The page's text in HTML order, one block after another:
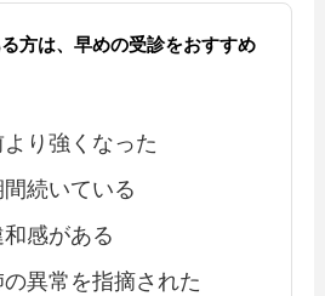
方は、早めの受診をおすすめ
り強くなった
続いている
感がある
異常を指摘された